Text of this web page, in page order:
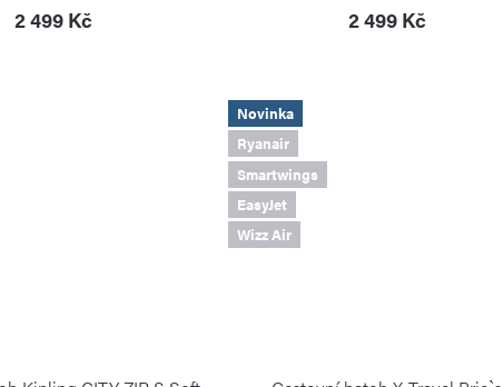
2 499 Kč 2 499 Kč
Novinka
Ryanair
Smartwings
EasyJet
Wizz Air